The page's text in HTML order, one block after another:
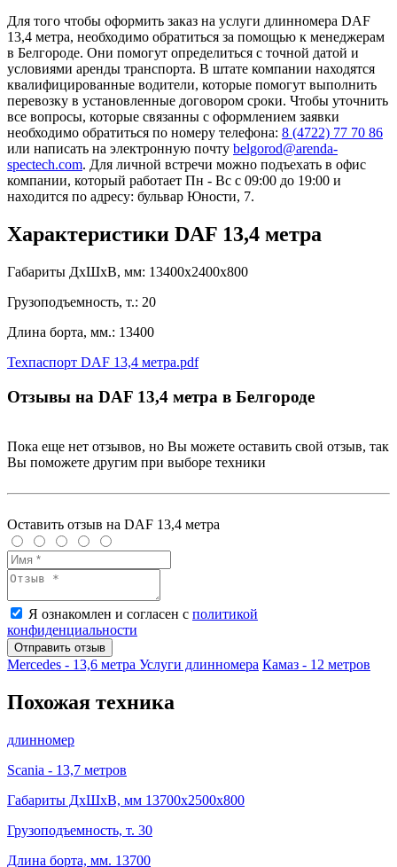
Для того чтобы оформить заказ на услуги длинномера DAF
13,4 метра, необходимо обратиться за помощью к менеджерам
в Белгороде. Они помогут определиться с точной датой и
условиями аренды транспорта. В штате компании находятся
квалифицированные водители, которые помогут выполнить
перевозку в установленные договором сроки. Чтобы уточнить
все вопросы, которые связанны с оформлением заявки
необходимо обратиться по номеру телефона: 8 (4722) 77 70 86
или написать на электронную почту belgorod@arenda-
spectech.com. Для личной встречи можно подъехать в офис
компании, который работает Пн - Вс с 09:00 до 19:00 и
находится по адресу: бульвар Юности, 7.
Характеристики DAF 13,4 метра
Габариты ДхШхВ, мм: 13400x2400x800
Грузоподъемность, т.: 20
Длина борта, мм.: 13400
Техпаспорт DAF 13,4 метра.pdf
Отзывы на DAF 13,4 метра в Белгороде
Пока еще нет отзывов, но Вы можете оставить свой отзыв, так
Вы поможете другим при выборе техники
Оставить отзыв на DAF 13,4 метра
Я ознакомлен и согласен с политикой
конфиденциальности
Отправить отзыв
Mercedes - 13,6 метра Услуги длинномера Камаз - 12 метров
Похожая техника
длинномер
Scania - 13,7 метров
Габариты ДхШхВ, мм 13700x2500x800
Грузоподъемность, т. 30
Длина борта, мм. 13700